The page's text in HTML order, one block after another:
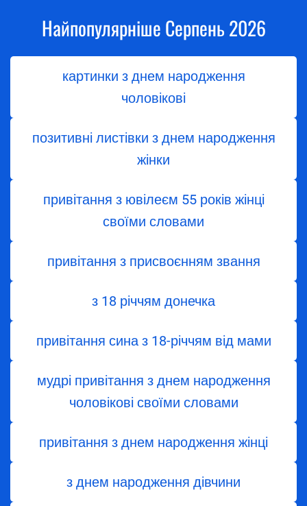
Найпопулярніше Серпень 2026
картинки з днем народження
чоловікові
позитивні листівки з днем народження
жінки
привітання з ювілеєм 55 років жінці
своїми словами
привітання з присвоєнням звання
з 18 річчям донечка
привітання сина з 18-річчям від мами
мудрі привітання з днем народження
чоловікові своїми словами
привітання з днем народження жінці
з днем ​​народження дівчини